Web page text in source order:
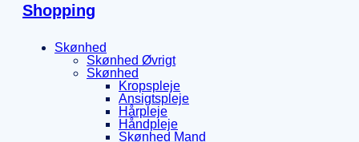
Shopping
Skønhed
Skønhed Øvrigt
Skønhed
Kropspleje
Ansigtspleje
Hårpleje
Håndpleje
Skønhed Mand